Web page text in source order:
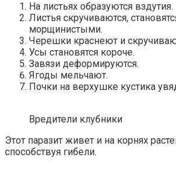
На листьях образуются вздутия.
Листья скручиваются,
морщинистыми.
Черешки краснеют и
Усы становятся короче.
Завязи деформируются.
Ягоды мельчают.
Почки на верхушке кустика
Вредители клубники
Этот паразит живет и на корнях
способствуя гибели.